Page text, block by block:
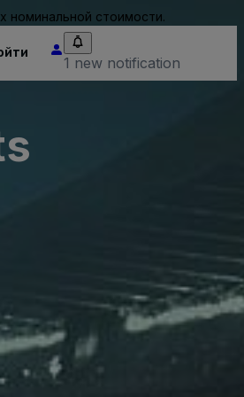
стоимости.
1 new notification